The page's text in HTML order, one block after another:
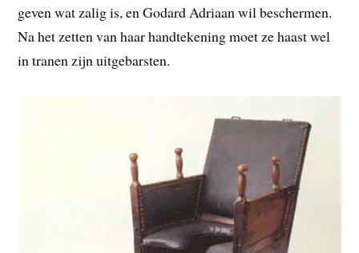
geven wat zalig is, en Godard Adriaan wil beschermen.
Na het zetten van haar handtekening moet ze haast wel
in tranen zijn uitgebarsten.